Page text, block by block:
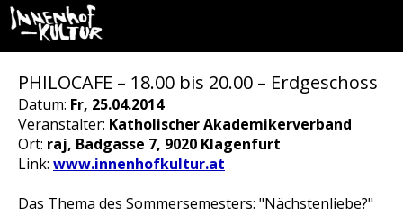
PHILOCAFE – 18.00 bis 20.00 – Erdgeschoss
Datum: Fr, 25.04.2014
Veranstalter: Katholischer Akademikerverband
Ort: raj, Badgasse 7, 9020 Klagenfurt
Link: www.innenhofkultur.at
Das Thema des Sommersemesters: "Nächstenliebe?"